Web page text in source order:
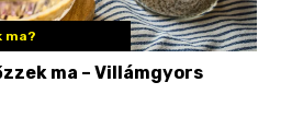
ma?
ma – Villámgyors